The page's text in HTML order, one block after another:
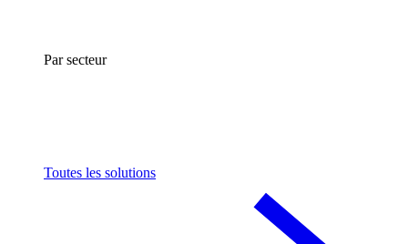
Par secteur
Toutes les solutions